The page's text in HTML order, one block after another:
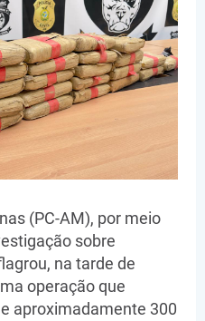
(PC-AM), por meio
sobre
na tarde de
operação que
aproximadamente 300